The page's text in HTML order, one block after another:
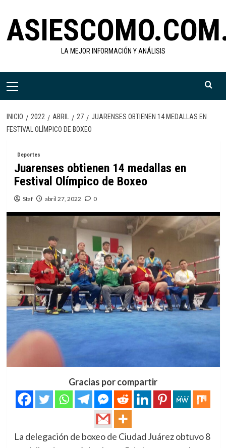
contenido
LA MEJOR INFORMACIÓN Y ANÁLISIS
Menú
INICIO 2022 ABRIL 27
JUARENSES OBTIENEN 14 MEDALLAS EN
FESTIVAL OLÍMPICO DE BOXEO
Deportes
Juarenses obtienen 14 medallas en
Festival Olímpico de Boxeo
Staf abril 27, 2022 0
Gracias por compartir
La delegación de boxeo de Ciudad Juárez obtuvo 8